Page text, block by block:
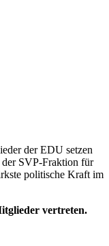
der EDU setzen
SVP-Fraktion für
politische Kraft im
vertreten.